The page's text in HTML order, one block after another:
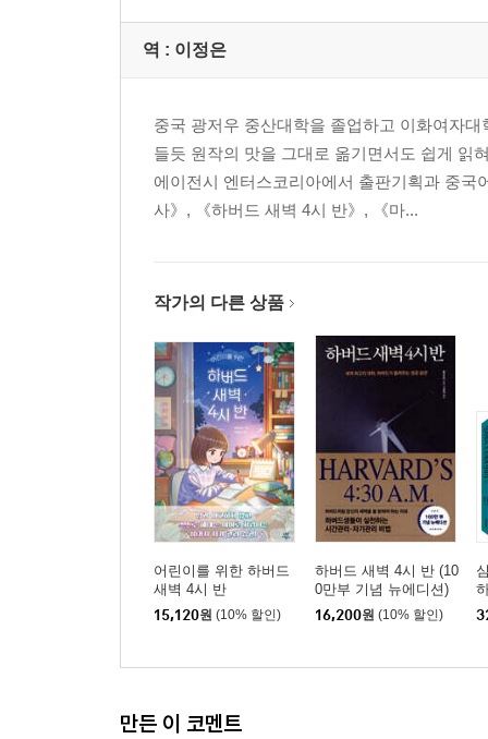
평범한 일상이 비범한 아이디어의 보고다
고정관념으로부터 걸어 나와라
날개 없이 하늘을 나는 법
시간을 도둑맞는 사람, 시간을 최대로 써먹는 사람
신은 시간을 아끼는 사람을 맨 앞에 둔다
어떻게 시간을 써야 하는가?
보이지 않는 ‘시간 도둑’을 조심하라
제8장. 철저한 자기관리의 힘
빌 게이츠의 자기통제, 그리고 마이크로소프트
과거 비우기 연습
먼저 사람 됨됨이를 갖추라
가장 어렵고도 가장 쉬운, 감정 다스리기
나를 다스려야 다른 사람을 다스릴 수 있다
역 : 이정은
중국 광저우 중산대학을 졸업하고 이화여자
들듯 원작의 맛을 그대로 옮기면서도 쉽게 읽
에이전시 엔터스코리아에서 출판기획과 중국
사》, 《하버드 새벽 4시 반》, 《마...
작가의 다른 상품
어린이를 위한 하버드
새벽 4시 반
15,120원 (10% 할인)
하버드 새벽 4시 반 (10
0만부 기념 뉴에디션)
16,200원 (10% 할인)
만든 이 코멘트